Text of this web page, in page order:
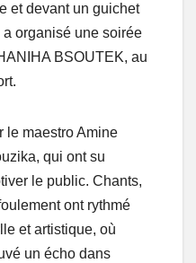
et devant un guichet
organisé une soirée
BSOUTEK, au
le maestro Amine
qui ont su
le public. Chants,
ont rythmé
et artistique, où
un écho dans